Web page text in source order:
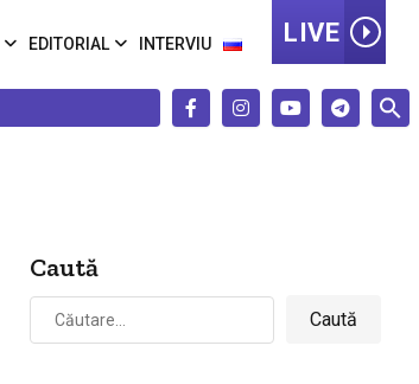
EDITORIAL INTERVIU LIVE
Caută
Caută
după: